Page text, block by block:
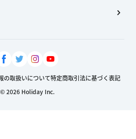
の取扱いについて特定商取引法に基づく表記
© 2026 Holiday Inc.